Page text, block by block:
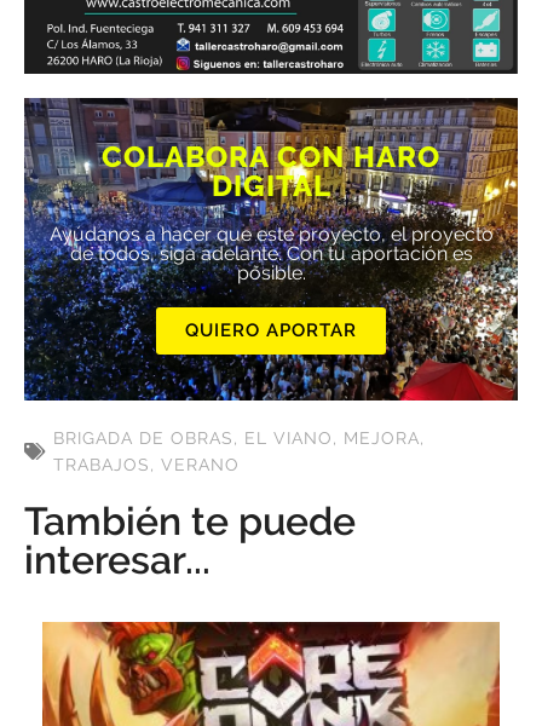
COLABORA CON HARO
DIGITAL
Ayúdanos a hacer que este proyecto, el proyecto
de todos, siga adelante. Con tu aportación es
posible.
QUIERO APORTAR
BRIGADA DE OBRAS, EL VIANO, MEJORA,
TRABAJOS, VERANO
También te puede
interesar...